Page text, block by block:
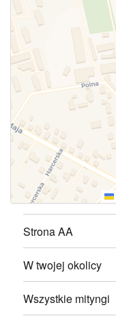
Strona AA
W twojej okolicy
Wszystkie mityngi